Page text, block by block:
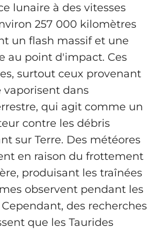
lunaire à des vitesses
257 000 kilomètres
un flash massif et une
au point d'impact. Ces
surtout ceux provenant
vaporisent dans
qui agit comme un
contre les débris
sur Terre. Des météores
en raison du frottement
produisant les traînées
observent pendant les
des recherches
que les Taurides